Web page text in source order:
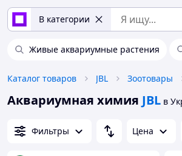
В категории
Живые аквариумные растения
Каталог товаров JBL Зоотовары
Аквариумная химия JBL в
Фильтры Цена